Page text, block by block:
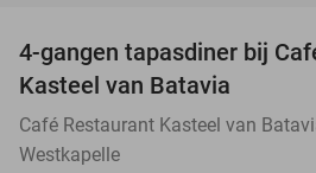
4-gangen tapasdiner bij
Kasteel van Batavia
Café Restaurant Kasteel van
Westkapelle